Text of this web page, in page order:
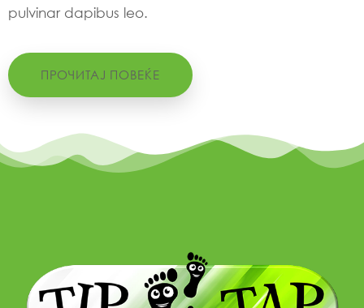
pulvinar dapibus leo.
ПРОЧИТАЈ ПОВЕЌЕ